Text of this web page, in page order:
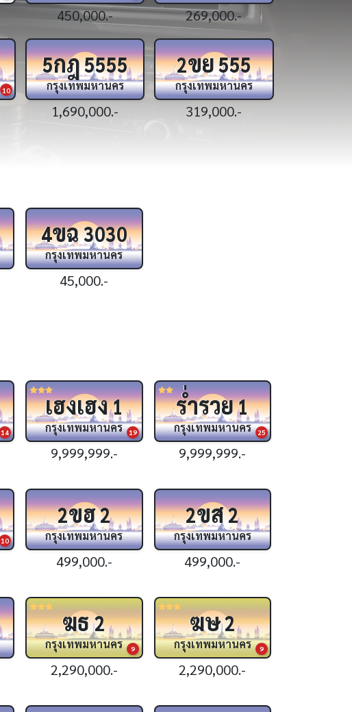
1,790,000.- 349,000.-
ฌฌ6395
กรุงเทพมหานคร
179,000.-
44
ฉม7999
กรุงเทพมหานคร
135,000.-
4ขฉ3030
กรุงเทพมหานคร
45,000.-
14 19
เฮงเฮง1
กรุงเทพมหานคร
9,999,999.-
25
ร่ำรวย1
กรุงเทพมหานคร
9,999,999.-
10
2ขฮ2
กรุงเทพมหานคร
499,000.-
2ขส2
กรุงเทพมหานคร
499,000.-
9
ฆธ2
กรุงเทพมหานคร
2,290,000.-
9
ฆษ2
กรุงเทพมหานคร
2,290,000.-